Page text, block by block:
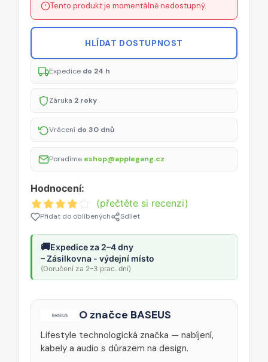
Tento produkt je momentálně nedostupný.
HLÍDAT DOSTUPNOST
Expedice do 24 h
Záruka 2 roky
Vrácení do 30 dnů
Poradíme eshop@applegang.cz
Hodnocení:
(přečtěte si recenzi)
Přidat do oblíbených Sdílet
🚚Expedice za 2–4 dny
– Zásilkovna - výdejní místo
(Doručení za 2–3 prac. dní)
O značce BASEUS
Lifestyle technologická značka — nabíjení,
kabely a audio s důrazem na design.